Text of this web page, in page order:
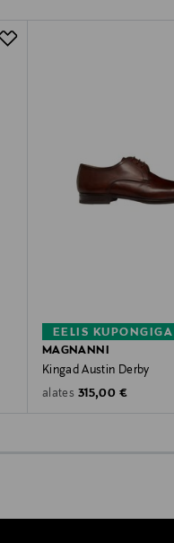
EELIS KUPONGIGA
MAGNANNI
Kingad Austin Derby
alates Original Price
315,00 €